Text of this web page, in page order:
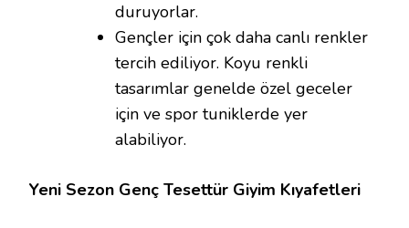
duruyorlar.
Gençler için çok daha canlı renkler
tercih ediliyor. Koyu renkli
tasarımlar genelde özel geceler
için ve spor tuniklerde yer
alabiliyor.
Yeni Sezon Genç Tesettür Giyim Kıyafetleri